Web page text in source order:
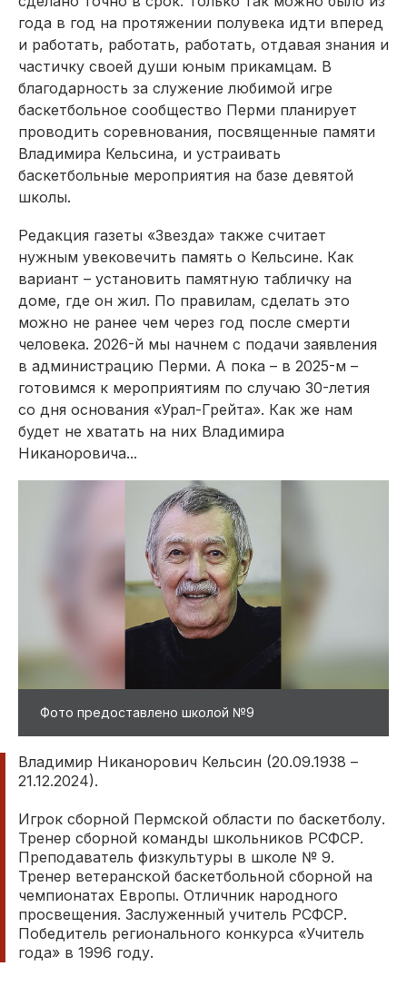
года в год на протяжении полувека идти вперед
и работать, работать, работать, отдавая знания и
частичку своей души юным прикамцам. В
благодарность за служение любимой игре
баскетбольное сообщество Перми планирует
проводить соревнования, посвященные памяти
Владимира Кельсина, и устраивать
баскетбольные мероприятия на базе девятой
школы.
Редакция газеты «Звезда» также считает
нужным увековечить память о Кельсине. Как
вариант – установить памятную табличку на
доме, где он жил. По правилам, сделать это
можно не ранее чем через год после смерти
человека. 2026-й мы начнем с подачи заявления
в администрацию Перми. А пока – в 2025-м –
готовимся к мероприятиям по случаю 30-летия
со дня основания «Урал-Грейта». Как же нам
будет не хватать на них Владимира
Никаноровича...
Фото предоставлено школой №9
Владимир Никанорович Кельсин (20.09.1938 –
21.12.2024).
Игрок сборной Пермской области по баскетболу.
Тренер сборной команды школьников РСФСР.
Преподаватель физкультуры в школе № 9.
Тренер ветеранской баскетбольной сборной на
чемпионатах Европы. Отличник народного
просвещения. Заслуженный учитель РСФСР.
Победитель регионального конкурса «Учитель
года» в 1996 году.